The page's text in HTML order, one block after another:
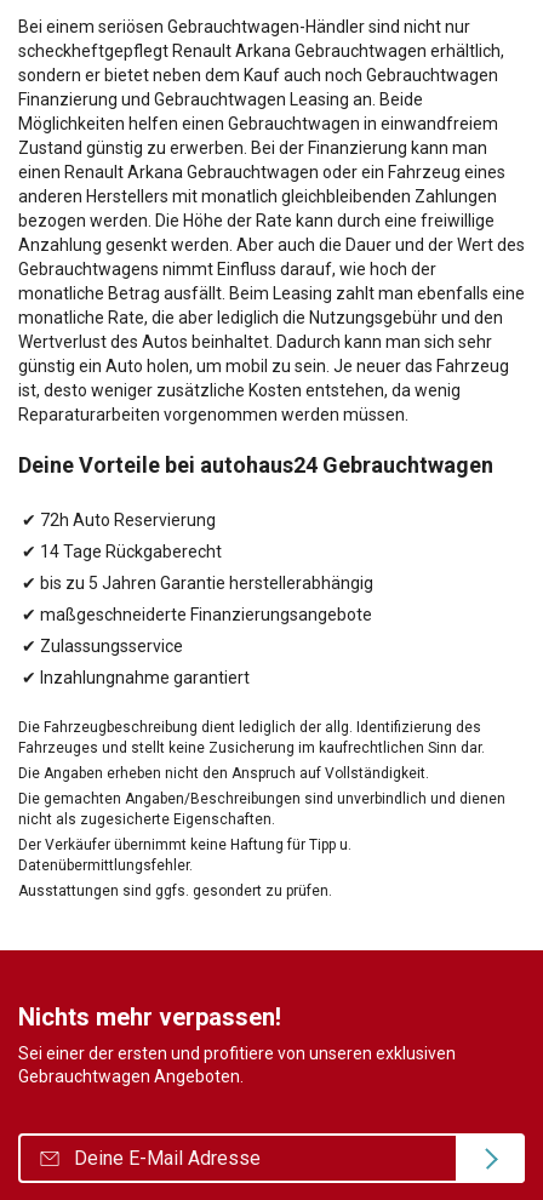
Bei einem seriösen Gebrauchtwagen-Händler sind nicht nur
scheckheftgepflegt Renault Arkana Gebrauchtwagen erhältlich,
sondern er bietet neben dem Kauf auch noch Gebrauchtwagen
Finanzierung und Gebrauchtwagen Leasing an. Beide
Möglichkeiten helfen einen Gebrauchtwagen in einwandfreiem
Zustand günstig zu erwerben. Bei der Finanzierung kann man
einen Renault Arkana Gebrauchtwagen oder ein Fahrzeug eines
anderen Herstellers mit monatlich gleichbleibenden Zahlungen
bezogen werden. Die Höhe der Rate kann durch eine freiwillige
Anzahlung gesenkt werden. Aber auch die Dauer und der Wert des
Gebrauchtwagens nimmt Einfluss darauf, wie hoch der
monatliche Betrag ausfällt. Beim Leasing zahlt man ebenfalls eine
monatliche Rate, die aber lediglich die Nutzungsgebühr und den
Wertverlust des Autos beinhaltet. Dadurch kann man sich sehr
günstig ein Auto holen, um mobil zu sein. Je neuer das Fahrzeug
ist, desto weniger zusätzliche Kosten entstehen, da wenig
Reparaturarbeiten vorgenommen werden müssen.
Deine Vorteile bei autohaus24 Gebrauchtwagen
✔ 72h Auto Reservierung
✔ 14 Tage Rückgaberecht
✔ bis zu 5 Jahren Garantie herstellerabhängig
✔ maßgeschneiderte Finanzierungsangebote
✔ Zulassungsservice
✔ Inzahlungnahme garantiert
Die Fahrzeugbeschreibung dient lediglich der allg. Identifizierung des
Fahrzeuges und stellt keine Zusicherung im kaufrechtlichen Sinn dar.
Die Angaben erheben nicht den Anspruch auf Vollständigkeit.
Die gemachten Angaben/Beschreibungen sind unverbindlich und dienen
nicht als zugesicherte Eigenschaften.
Der Verkäufer übernimmt keine Haftung für Tipp u.
Datenübermittlungsfehler.
Ausstattungen sind ggfs. gesondert zu prüfen.
Nichts mehr verpassen!
Sei einer der ersten und profitiere von unseren exklusiven
Gebrauchtwagen Angeboten.